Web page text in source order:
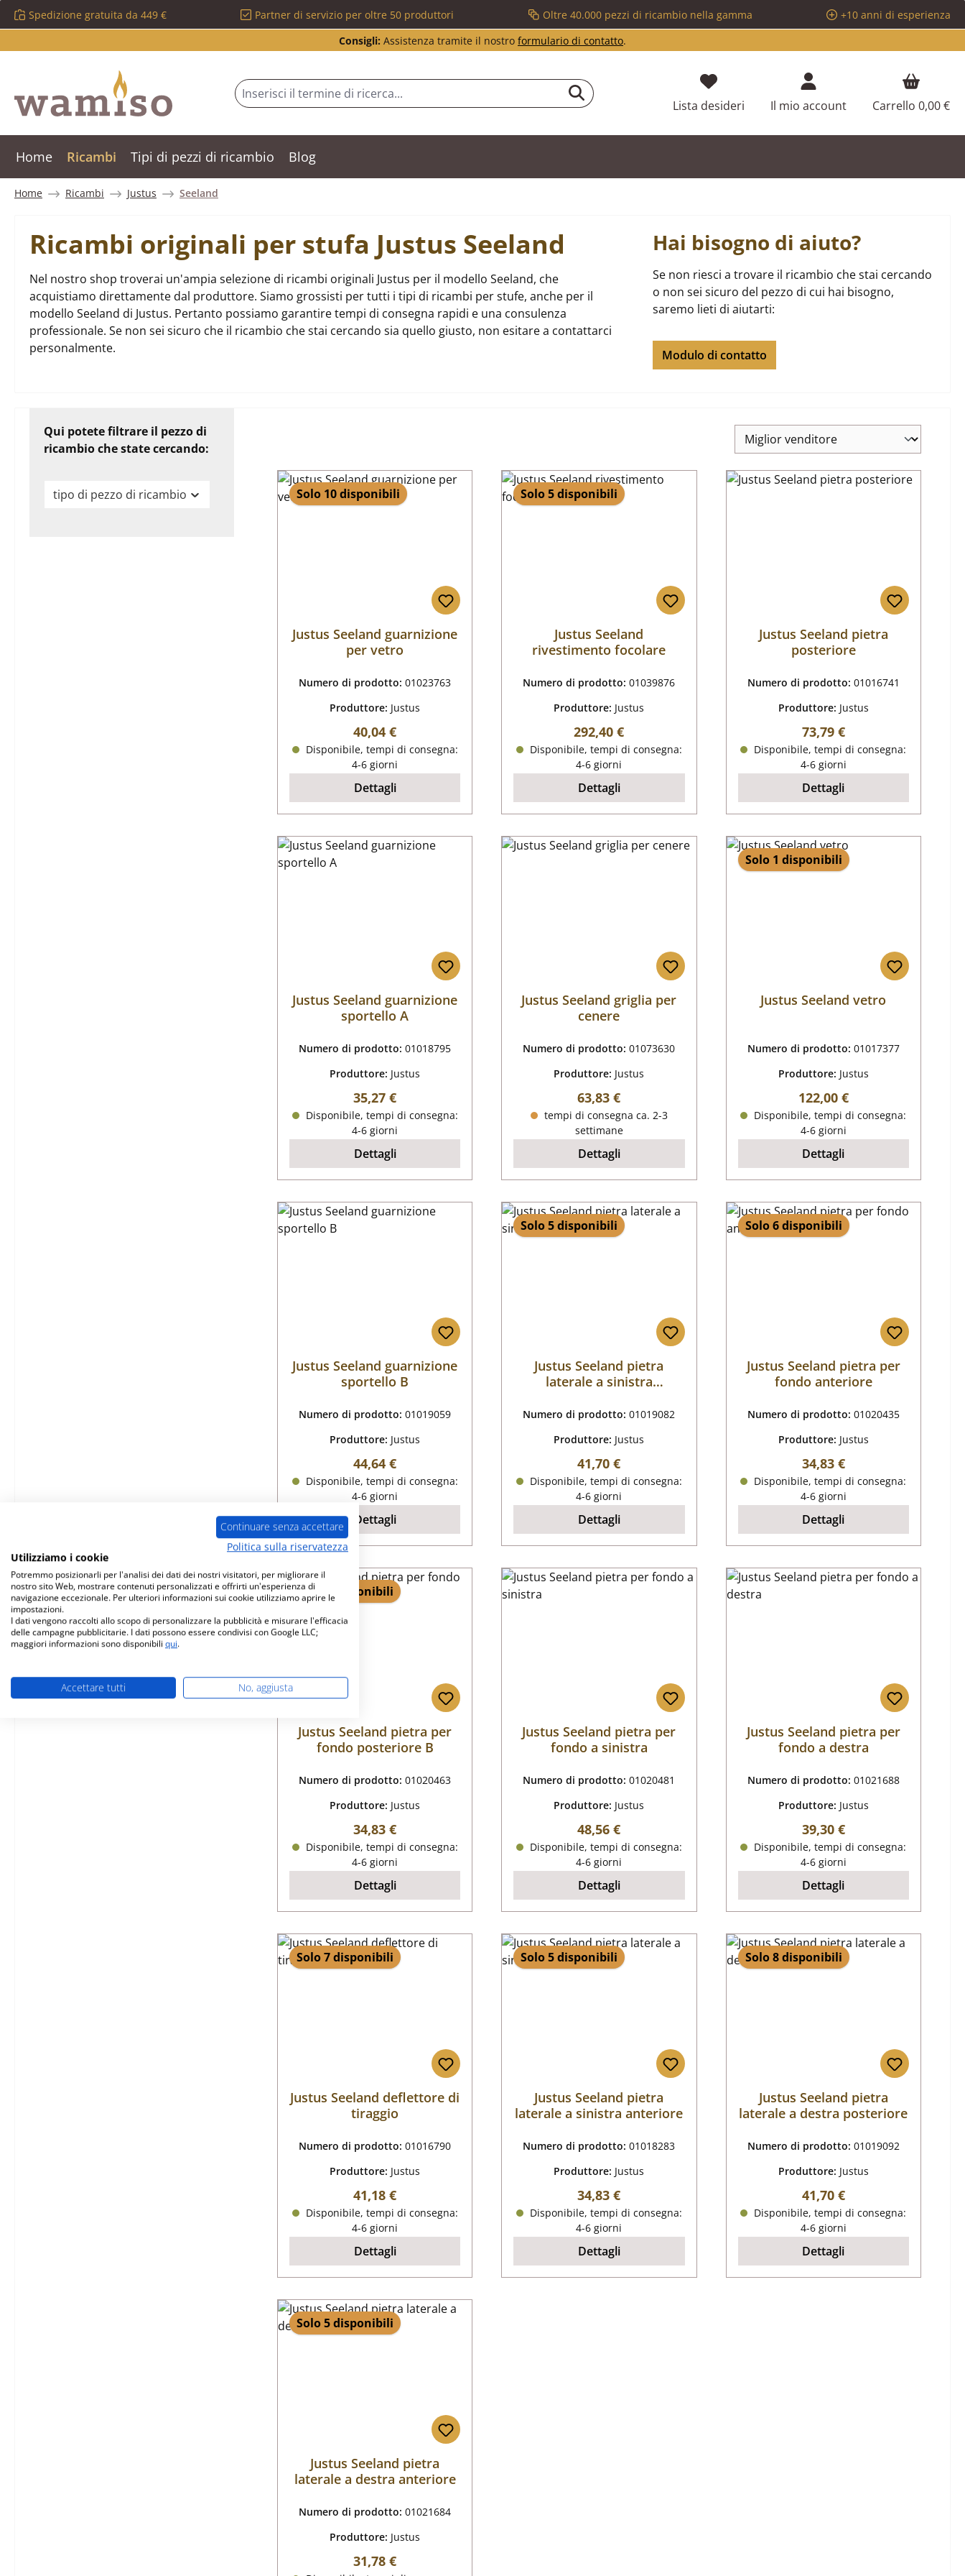
al contenuto principale
Salta alla ricerca
Passa alla navigazione principale
Spedizione gratuita da 449 € Partner di servizio per oltre 50 produttori Oltre 40.000 pezzi di ricambio nella gamma
+10 anni di esperienza
Consigli: Assistenza tramite il nostro formulario di contatto.
Lista desideri Hai 0 articoli nella lista dei desideri
Il mio account Carrello 0,00 €
Home Ricambi Tipi di pezzi di ricambio Blog
Home Ricambi Justus Seeland
Ricambi originali per stufa Justus Seeland
Nel nostro shop troverai un'ampia selezione di ricambi originali Justus per il modello Seeland, che
acquistiamo direttamente dal produttore. Siamo grossisti per tutti i tipi di ricambi per stufe, anche per il
modello Seeland di Justus. Pertanto possiamo garantire tempi di consegna rapidi e una consulenza
professionale. Se non sei sicuro che il ricambio che stai cercando sia quello giusto, non esitare a contattarci
personalmente.
Hai bisogno di aiuto?
Se non riesci a trovare il ricambio che stai cercando
o non sei sicuro del pezzo di cui hai bisogno,
saremo lieti di aiutarti:
Modulo di contatto
Qui potete filtrare il pezzo di
ricambio che state cercando:
tipo di pezzo di ricambio Solo 10 disponibili
Justus Seeland guarnizione
per vetro
Numero di prodotto:01023763
Produttore: Justus
Prezzo normale:
40,04 €
Disponibile, tempi di consegna:
4-6 giorni
Dettagli
Solo 5 disponibili
Justus Seeland
rivestimento focolare
Numero di prodotto:01039876
Produttore: Justus
Prezzo normale:
292,40 €
Disponibile, tempi di consegna:
4-6 giorni
Dettagli
Justus Seeland pietra
posteriore
Numero di prodotto: 01016741
Produttore: Justus
Prezzo normale:
73,79 €
Disponibile, tempi di consegna:
4-6 giorni
Dettagli
Justus Seeland guarnizione
sportello A
Numero di prodotto:01018795
Produttore: Justus
Prezzo normale:
35,27 €
Disponibile, tempi di consegna:
4-6 giorni
Dettagli
Justus Seeland griglia per
cenere
Numero di prodotto:01073630
Produttore: Justus
Prezzo normale:
63,83 €
tempi di consegna ca. 2-3
settimane
Dettagli
Solo 1 disponibili
Justus Seeland vetro
Numero di prodotto: 01017377
Produttore: Justus
Prezzo normale:
122,00 €
Disponibile, tempi di consegna:
4-6 giorni
Dettagli
Justus Seeland guarnizione
sportello B
Numero di prodotto:01019059
Produttore: Justus
Prezzo normale:
44,64 €
Disponibile, tempi di consegna:
4-6 giorni
Dettagli
Solo 5 disponibili
Justus Seeland pietra
laterale a sinistra
Numero di prodotto:01019082
Produttore: Justus
Prezzo normale:
41,70 €
Disponibile, tempi di consegna:
4-6 giorni
Dettagli
Solo 6 disponibili
Justus Seeland pietra per
fondo anteriore
Numero di prodotto: 01020435
Produttore: Justus
Prezzo normale:
34,83 €
Disponibile, tempi di consegna:
4-6 giorni
Dettagli
Solo 9 disponibili
Justus Seeland pietra per
fondo posteriore B
Numero di prodotto:01020463
Produttore: Justus
Prezzo normale:
34,83 €
Disponibile, tempi di consegna:
4-6 giorni
Dettagli
Justus Seeland pietra per
fondo a sinistra
Numero di prodotto:01020481
Produttore: Justus
Prezzo normale:
48,56 €
Disponibile, tempi di consegna:
4-6 giorni
Dettagli
Justus Seeland pietra per
fondo a destra
Numero di prodotto: 01021688
Produttore: Justus
Prezzo normale:
39,30 €
Disponibile, tempi di consegna:
4-6 giorni
Dettagli
Solo 7 disponibili
Justus Seeland deflettore di
tiraggio
Numero di prodotto:01016790
Produttore: Justus
Prezzo normale:
41,18 €
Disponibile, tempi di consegna:
4-6 giorni
Dettagli
Solo 5 disponibili
Justus Seeland pietra
laterale a sinistra anteriore
Numero di prodotto:01018283
Produttore: Justus
Prezzo normale:
34,83 €
Disponibile, tempi di consegna:
4-6 giorni
Dettagli
Solo 8 disponibili
Justus Seeland pietra
laterale a destra posteriore
Numero di prodotto: 01019092
Produttore: Justus
Prezzo normale:
41,70 €
Disponibile, tempi di consegna:
4-6 giorni
Dettagli
Solo 5 disponibili
Justus Seeland pietra
laterale a destra anteriore
Numero di prodotto:01021684
Produttore: Justus
Prezzo normale:
31,78 €
Continuare senza accettare
Politica sulla riservatezza
Utilizziamo i cookie
Potremmo posizionarli per l'analisi dei dati dei nostri visitatori, per migliorare il
nostro sito Web, mostrare contenuti personalizzati e offrirti un'esperienza di
navigazione eccezionale. Per ulteriori informazioni sui cookie utilizziamo aprire le
impostazioni.
I dati vengono raccolti allo scopo di personalizzare la pubblicità e misurare l'efficacia
delle campagne pubblicitarie. I dati possono essere condivisi con Google LLC;
maggiori informazioni sono disponibili qui.
Accettare tutti No, aggiusta